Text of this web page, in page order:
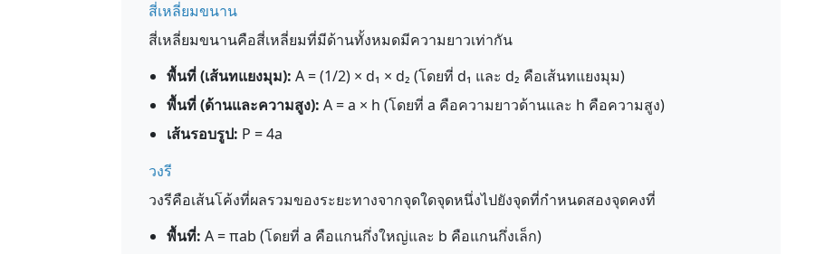
สี่เหลี่ยมขนาน
สี่เหลี่ยมขนานคือสี่เหลี่ยมที่มีด้านทั้งหมดมีความยาวเท่ากัน
พื้นที่ (เส้นทแยงมุม): A = (1/2) × d₁ × d₂ (โดยที่ d₁ และ d₂ คือเส้นทแยงมุม)
พื้นที่ (ด้านและความสูง): A = a × h (โดยที่ a คือความยาวด้านและ h คือความสูง)
เส้นรอบรูป: P = 4a
วงรี
วงรีคือเส้นโค้งที่ผลรวมของระยะทางจากจุดใดจุดหนึ่งไปยังจุดที่กำหนดสองจุดคงที่
พื้นที่: A = πab (โดยที่ a คือแกนกึ่งใหญ่และ b คือแกนกึ่งเล็ก)